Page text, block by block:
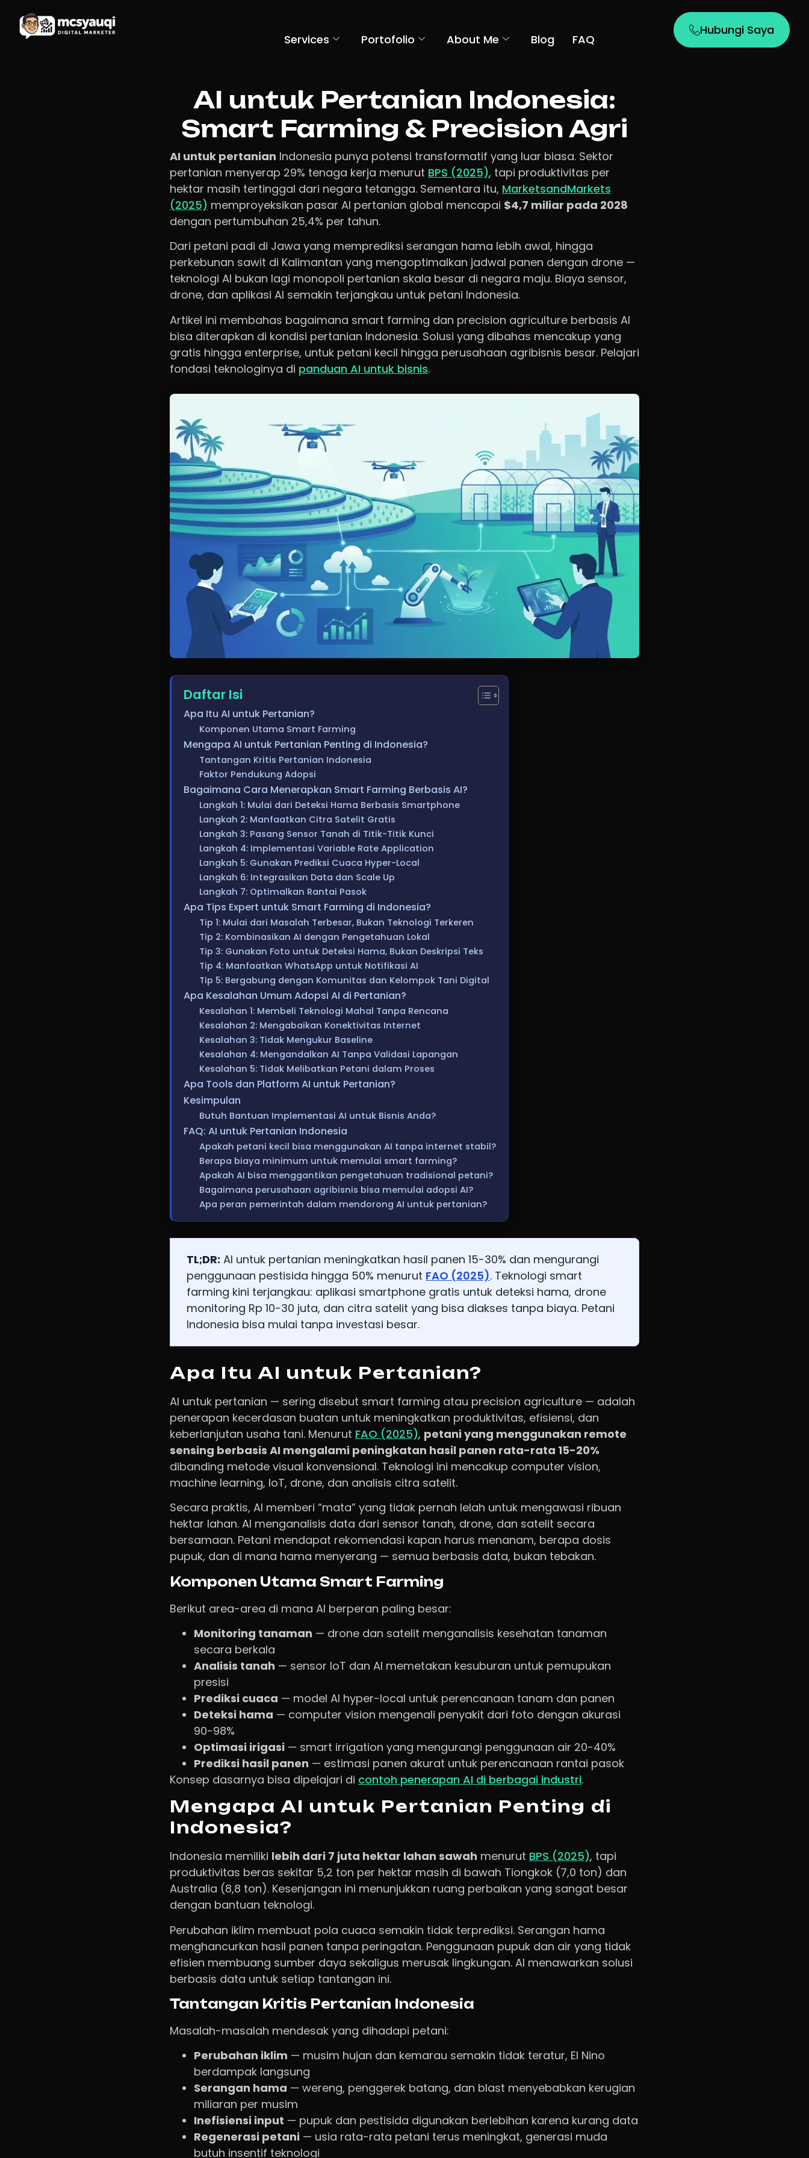
Services Portofolio About Me Blog FAQ
Hubungi Saya
AI untuk Pertanian Indonesia:
Smart Farming & Precision Agri
AI untuk pertanian Indonesia punya potensi transformatif yang luar biasa. Sektor
pertanian menyerap 29% tenaga kerja menurut BPS (2025), tapi produktivitas per
hektar masih tertinggal dari negara tetangga. Sementara itu, MarketsandMarkets
(2025) memproyeksikan pasar AI pertanian global mencapai $4,7 miliar pada 2028
dengan pertumbuhan 25,4% per tahun.
Dari petani padi di Jawa yang memprediksi serangan hama lebih awal, hingga
perkebunan sawit di Kalimantan yang mengoptimalkan jadwal panen dengan drone —
teknologi AI bukan lagi monopoli pertanian skala besar di negara maju. Biaya sensor,
drone, dan aplikasi AI semakin terjangkau untuk petani Indonesia.
Artikel ini membahas bagaimana smart farming dan precision agriculture berbasis AI
bisa diterapkan di kondisi pertanian Indonesia. Solusi yang dibahas mencakup yang
gratis hingga enterprise, untuk petani kecil hingga perusahaan agribisnis besar. Pelajari
fondasi teknologinya di panduan AI untuk bisnis.
Daftar Isi
Apa Itu AI untuk Pertanian?
Komponen Utama Smart Farming
Mengapa AI untuk Pertanian Penting di Indonesia?
Tantangan Kritis Pertanian Indonesia
Faktor Pendukung Adopsi
Bagaimana Cara Menerapkan Smart Farming Berbasis AI?
Langkah 1: Mulai dari Deteksi Hama Berbasis Smartphone
Langkah 2: Manfaatkan Citra Satelit Gratis
Langkah 3: Pasang Sensor Tanah di Titik-Titik Kunci
Langkah 4: Implementasi Variable Rate Application
Langkah 5: Gunakan Prediksi Cuaca Hyper-Local
Langkah 6: Integrasikan Data dan Scale Up
Langkah 7: Optimalkan Rantai Pasok
Apa Tips Expert untuk Smart Farming di Indonesia?
Tip 1: Mulai dari Masalah Terbesar, Bukan Teknologi Terkeren
Tip 2: Kombinasikan AI dengan Pengetahuan Lokal
Tip 3: Gunakan Foto untuk Deteksi Hama, Bukan Deskripsi Teks
Tip 4: Manfaatkan WhatsApp untuk Notifikasi AI
Tip 5: Bergabung dengan Komunitas dan Kelompok Tani Digital
Apa Kesalahan Umum Adopsi AI di Pertanian?
Kesalahan 1: Membeli Teknologi Mahal Tanpa Rencana
Kesalahan 2: Mengabaikan Konektivitas Internet
Kesalahan 3: Tidak Mengukur Baseline
Kesalahan 4: Mengandalkan AI Tanpa Validasi Lapangan
Kesalahan 5: Tidak Melibatkan Petani dalam Proses
Apa Tools dan Platform AI untuk Pertanian?
Kesimpulan
Butuh Bantuan Implementasi AI untuk Bisnis Anda?
FAQ: AI untuk Pertanian Indonesia
Apakah petani kecil bisa menggunakan AI tanpa internet stabil?
Berapa biaya minimum untuk memulai smart farming?
Apakah AI bisa menggantikan pengetahuan tradisional petani?
Bagaimana perusahaan agribisnis bisa memulai adopsi AI?
Apa peran pemerintah dalam mendorong AI untuk pertanian?
TL;DR: AI untuk pertanian meningkatkan hasil panen 15-30% dan mengurangi
penggunaan pestisida hingga 50% menurut FAO (2025). Teknologi smart
farming kini terjangkau: aplikasi smartphone gratis untuk deteksi hama, drone
monitoring Rp 10-30 juta, dan citra satelit yang bisa diakses tanpa biaya. Petani
Indonesia bisa mulai tanpa investasi besar.
Apa Itu AI untuk Pertanian?
AI untuk pertanian — sering disebut smart farming atau precision agriculture — adalah
penerapan kecerdasan buatan untuk meningkatkan produktivitas, efisiensi, dan
keberlanjutan usaha tani. Menurut FAO (2025), petani yang menggunakan remote
sensing berbasis AI mengalami peningkatan hasil panen rata-rata 15-20%
dibanding metode visual konvensional. Teknologi ini mencakup computer vision,
machine learning, IoT, drone, dan analisis citra satelit.
Secara praktis, AI memberi “mata” yang tidak pernah lelah untuk mengawasi ribuan
hektar lahan. AI menganalisis data dari sensor tanah, drone, dan satelit secara
bersamaan. Petani mendapat rekomendasi kapan harus menanam, berapa dosis
pupuk, dan di mana hama menyerang — semua berbasis data, bukan tebakan.
Komponen Utama Smart Farming
Berikut area-area di mana AI berperan paling besar:
Monitoring tanaman — drone dan satelit menganalisis kesehatan tanaman
secara berkala
Analisis tanah — sensor IoT dan AI memetakan kesuburan untuk pemupukan
presisi
Prediksi cuaca — model AI hyper-local untuk perencanaan tanam dan panen
Deteksi hama — computer vision mengenali penyakit dari foto dengan akurasi
90-98%
Optimasi irigasi — smart irrigation yang mengurangi penggunaan air 20-40%
Prediksi hasil panen — estimasi panen akurat untuk perencanaan rantai pasok
Konsep dasarnya bisa dipelajari di contoh penerapan AI di berbagai industri.
Mengapa AI untuk Pertanian Penting di
Indonesia?
Indonesia memiliki lebih dari 7 juta hektar lahan sawah menurut BPS (2025), tapi
produktivitas beras sekitar 5,2 ton per hektar masih di bawah Tiongkok (7,0 ton) dan
Australia (8,8 ton). Kesenjangan ini menunjukkan ruang perbaikan yang sangat besar
dengan bantuan teknologi.
Perubahan iklim membuat pola cuaca semakin tidak terprediksi. Serangan hama
menghancurkan hasil panen tanpa peringatan. Penggunaan pupuk dan air yang tidak
efisien membuang sumber daya sekaligus merusak lingkungan. AI menawarkan solusi
berbasis data untuk setiap tantangan ini.
Tantangan Kritis Pertanian Indonesia
Masalah-masalah mendesak yang dihadapi petani:
Perubahan iklim — musim hujan dan kemarau semakin tidak teratur, El Nino
berdampak langsung
Serangan hama — wereng, penggerek batang, dan blast menyebabkan kerugian
miliaran per musim
Inefisiensi input — pupuk dan pestisida digunakan berlebihan karena kurang data
Regenerasi petani — usia rata-rata petani terus meningkat, generasi muda
butuh insentif teknologi